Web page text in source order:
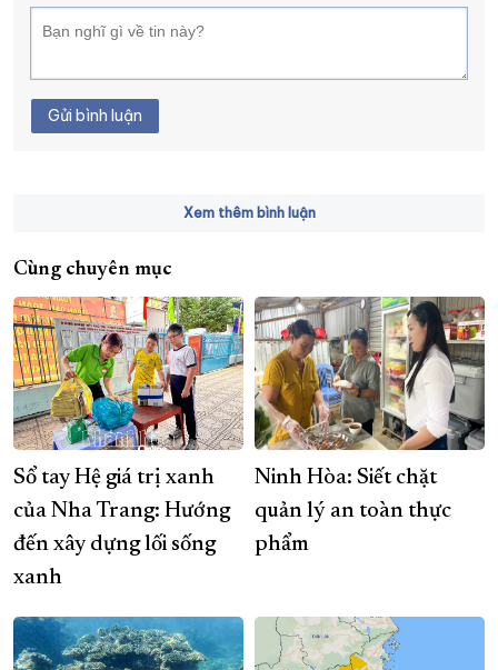
Gửi bình luận
Xem thêm bình luận
Cùng chuyên mục
Sổ tay Hệ giá trị xanh
của Nha Trang: Hướng
đến xây dựng lối sống
xanh
Ninh Hòa: Siết chặt
quản lý an toàn thực
phẩm